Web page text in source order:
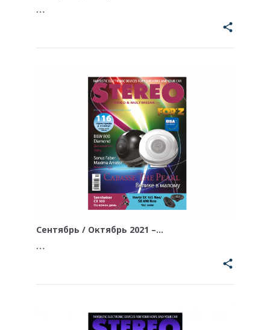
…
share
Сентябрь / Октябрь 2021 –…
…
share